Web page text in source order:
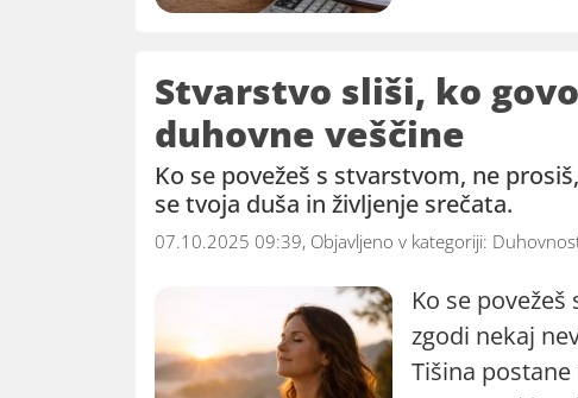
Stvarstvo sliši, ko
duhovne veščine
Ko se povežeš s stvarstvom, ne
se tvoja duša in življenje srečata.
07.10.2025 09:39, Objavljeno v kategoriji:
Ko se
zgodi nekaj
Tišina